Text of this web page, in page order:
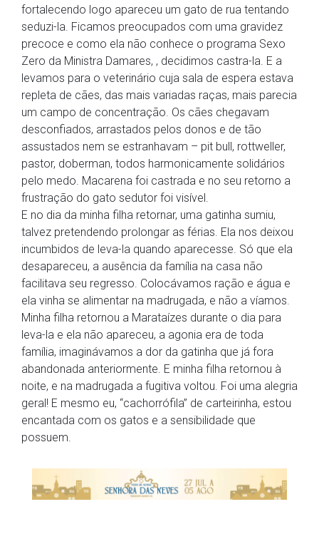
fortalecendo logo apareceu um gato de rua tentando
seduzi-la. Ficamos preocupados com uma gravidez
precoce e como ela não conhece o programa Sexo
Zero da Ministra Damares, , decidimos castra-la. E a
levamos para o veterinário cuja sala de espera estava
repleta de cães, das mais variadas raças, mais parecia
um campo de concentração. Os cães chegavam
desconfiados, arrastados pelos donos e de tão
assustados nem se estranhavam – pit bull, rottweller,
pastor, doberman, todos harmonicamente solidários
pelo medo. Macarena foi castrada e no seu retorno a
frustração do gato sedutor foi visível.
E no dia da minha filha retornar, uma gatinha sumiu,
talvez pretendendo prolongar as férias. Ela nos deixou
incumbidos de leva-la quando aparecesse. Só que ela
desapareceu, a ausência da família na casa não
facilitava seu regresso. Colocávamos ração e água e
ela vinha se alimentar na madrugada, e não a víamos.
Minha filha retornou a Marataízes durante o dia para
leva-la e ela não apareceu, a agonia era de toda
família, imaginávamos a dor da gatinha que já fora
abandonada anteriormente. E minha filha retornou à
noite, e na madrugada a fugitiva voltou. Foi uma alegria
geral! E mesmo eu, “cachorrófila” de carteirinha, estou
encantada com os gatos e a sensibilidade que
possuem.